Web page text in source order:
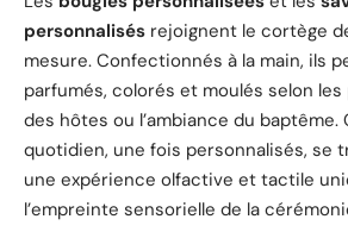
personnalisés rejoignent le cortège
mesure. Confectionnés à la main, ils
parfumés, colorés et moulés selon
des hôtes ou l’ambiance du baptême.
quotidien, une fois personnalisés, se
une expérience olfactive et tactile
l’empreinte sensorielle de la